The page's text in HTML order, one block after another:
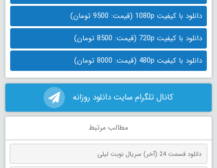
دانلود با کیفیت 1080p (قیمت: 9500 تومان)
دانلود با کیفیت 720p (قیمت: 8500 تومان)
دانلود با کیفیت 480p (قیمت: 8000 تومان)
کانال تلگرام سایت دانلود روزانه
مطالب مرتبط
دانلود قسمت 24 (آخر) سریال نوبت لیلی